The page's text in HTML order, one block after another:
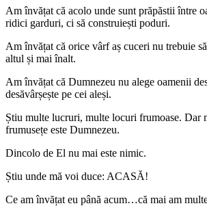
Am învățat că acolo unde sunt prăpăstii între
ridici garduri, ci să construiești poduri.
Am învățat că orice vârf aș cuceri nu trebuie
altul și mai înalt.
Am învățat că Dumnezeu nu alege oamenii
desăvârșește pe cei aleși.
Știu multe lucruri, multe locuri frumoase. Dar
frumusețe este Dumnezeu.
Dincolo de El nu mai este nimic.
Știu unde mă voi duce: ACASĂ!
Ce am învățat eu până acum…că mai am